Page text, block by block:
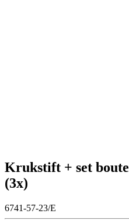
Krukstift + set
(3x)
6741-57-23/E